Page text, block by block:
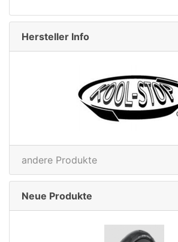
Hersteller Info
andere Produkte
Neue Produkte